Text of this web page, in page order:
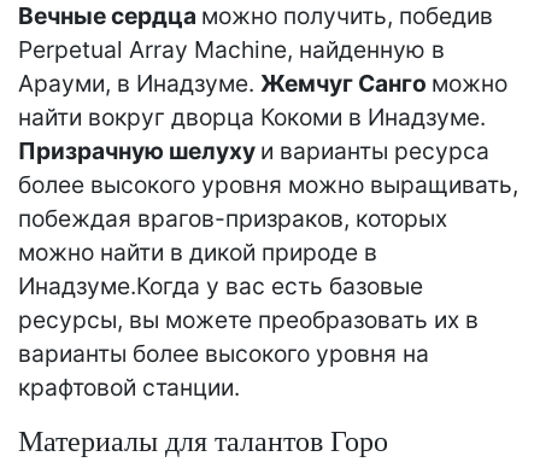
Вечные сердца можно получить, победив
Perpetual Array Machine, найденную в
Арауми, в Инадзуме. Жемчуг Санго можно
найти вокруг дворца Кокоми в Инадзуме.
Призрачную шелуху и варианты ресурса
более высокого уровня можно выращивать,
побеждая врагов-призраков, которых
можно найти в дикой природе в
Инадзуме.Когда у вас есть базовые
ресурсы, вы можете преобразовать их в
варианты более высокого уровня на
крафтовой станции.
Материалы для талантов Горо